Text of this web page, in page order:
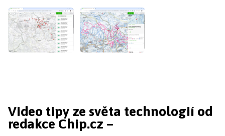
Video tipy ze světa technologií od
redakce Chip.cz –